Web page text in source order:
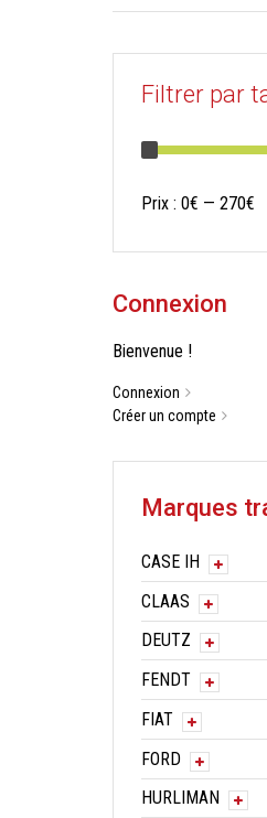
Filtrer par
Prix
Prix
Prix : 0€ — 270€
Connexion
Bienvenue !
Connexion
Créer un compte
Marques
CASE IH
CLAAS
DEUTZ
FENDT
FIAT
FORD
HURLIMAN